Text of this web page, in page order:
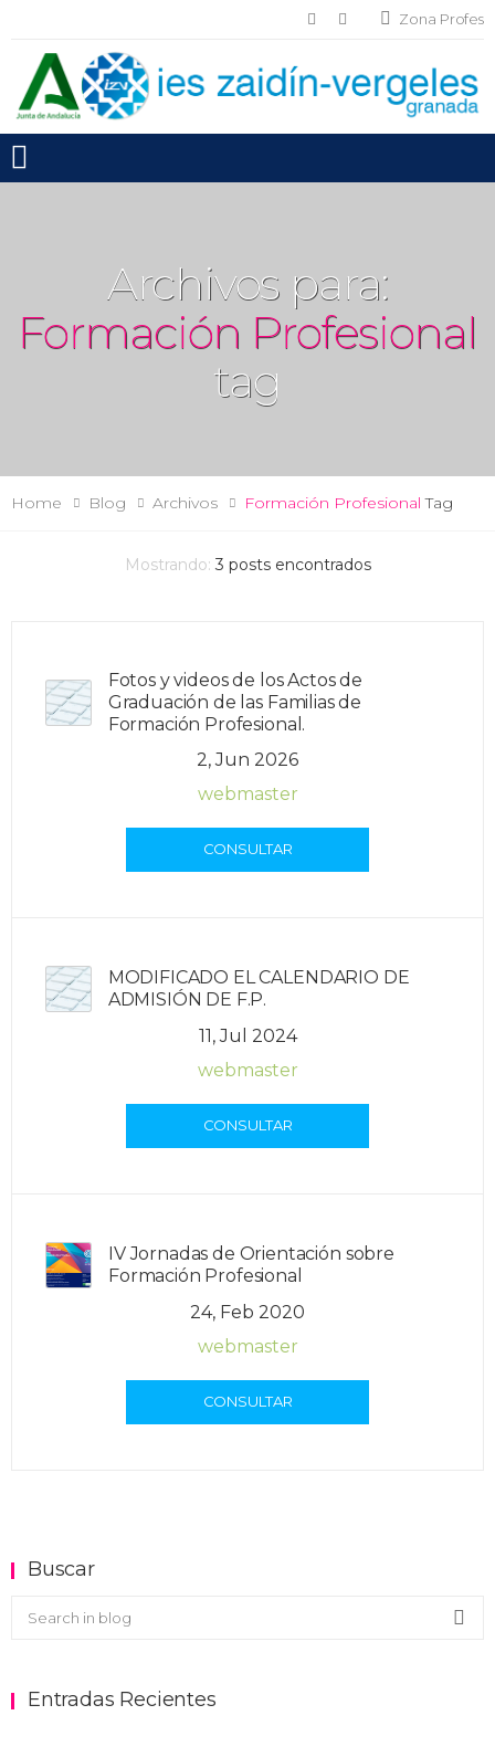
Zona Profes
Toggle mobile menu
Archivos para:
Formación Profesional
tag
Home Blog Archivos Formación Profesional Tag
Mostrando: 3 posts encontrados
Fotos y videos de los Actos de
Graduación de las Familias de
Formación Profesional.
2, Jun 2026
webmaster
CONSULTAR
MODIFICADO EL CALENDARIO DE
ADMISIÓN DE F.P.
11, Jul 2024
webmaster
CONSULTAR
IV Jornadas de Orientación sobre
Formación Profesional
24, Feb 2020
webmaster
CONSULTAR
Buscar
Buscar en el blog
Entradas Recientes